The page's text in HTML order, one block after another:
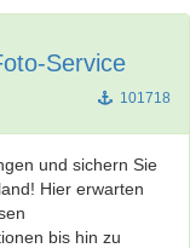
Service
101718
und sichern Sie
Hier erwarten
bis hin zu